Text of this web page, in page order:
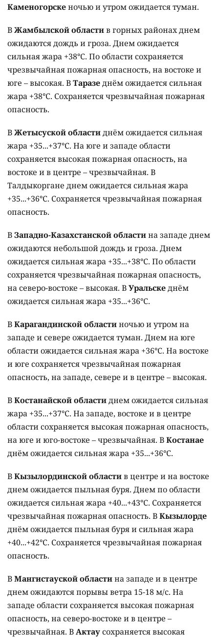
Каменогорскеночью и утром ожидается туман.
ВЖамбылской областив горных районах днем
ожидаются дождь и гроза. Днем ожидается
сильная жара +38°C. По области сохраняется
чрезвычайная пожарная опасность, на востоке и
юге – высокая. ВТаразеднём ожидается сильная
жара +38°C. Сохраняется чрезвычайная пожарная
опасность.
ВЖетысуской областиднём ожидается сильная
жара +35...+37°C. На юге и западе области
сохраняется высокая пожарная опасность, на
востоке и в центре – чрезвычайная. В
Талдыкоргане днем ожидается сильная жара
+35...+36°C. Сохраняется чрезвычайная пожарная
опасность.
ВЗападно-Казахстанской областина западе днем
ожидаются небольшой дождь и гроза. Днем
ожидается сильная жара +35...+38°C. По области
сохраняется чрезвычайная пожарная опасность,
на северо-востоке – высокая. ВУральскеднём
ожидается сильная жара +35...+36°C.
ВКарагандинской областиночью и утром на
западе и севере ожидается туман. Днем на юге
области ожидается сильная жара +36°C. На востоке
и юге сохраняется чрезвычайная пожарная
опасность, на западе, севере и в центре – высокая.
ВКостанайской областиднем ожидается сильная
жара +35...+37°C. На западе, востоке и в центре
области сохраняется высокая пожарная опасность,
на юге и юго-востоке – чрезвычайная. ВКостанае
днём ожидается сильная жара +35...+36°C.
ВКызылординской областив центре и на востоке
днем ожидается пыльная буря. Днем по области
ожидается сильная жара +40...+43°C. Сохраняется
чрезвычайная пожарная опасность. ВКызылорде
днём ожидается пыльная буря и сильная жара
+40...+42°C. Сохраняется чрезвычайная пожарная
опасность.
ВМангистауской областина западе и в центре
днем ожидаются порывы ветра 15-18 м/с. На
западе области сохраняется высокая пожарная
опасность, на северо-востоке и в центре –
чрезвычайная. ВАктаусохраняется высокая